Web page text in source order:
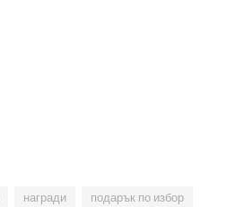
награди
подарък по избор